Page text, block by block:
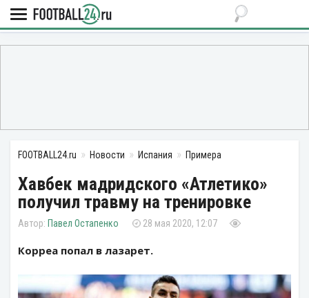
FOOTBALL24.ru Новости Испания Примера
Хавбек мадридского «Атлетико»
получил травму на тренировке
Павел Остапенко 28 мая 2020, 12:07
Корреа попал в лазарет.